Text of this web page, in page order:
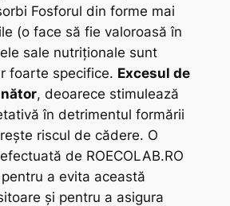
Fosforul din forme mai
(o face să fie valoroasă în
sale nutriționale sunt
foarte specifice. Excesul de
, deoarece stimulează
în detrimentul formării
riscul de cădere. O
de ROECOLAB.RO
a evita această
și pentru a asigura